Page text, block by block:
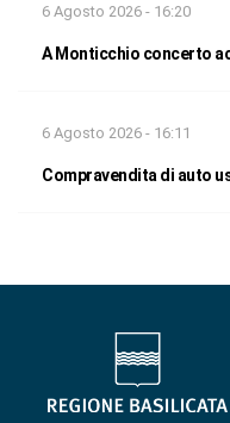
6 Agosto 2026 - 16:20
A Monticchio concerto
6 Agosto 2026 - 16:11
Compravendita di auto